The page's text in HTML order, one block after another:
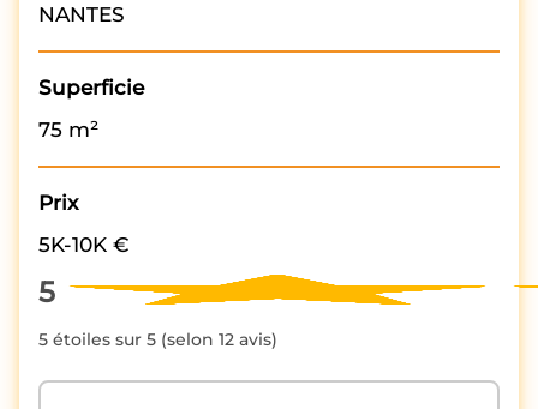
NANTES
Superficie
75 m²
Prix
5K-10K €
5
5 étoiles sur 5 (selon 12 avis)